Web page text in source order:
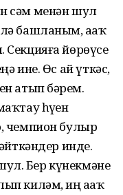
сәм менән шул
башланым, аҙаҡ
йөрөүсе
ине. Өс ай үткәс,
атып бәрҙем.
һүҙен
чемпион булыр
инде.
Бер күнекмәне
киләм, иң аҙаҡ